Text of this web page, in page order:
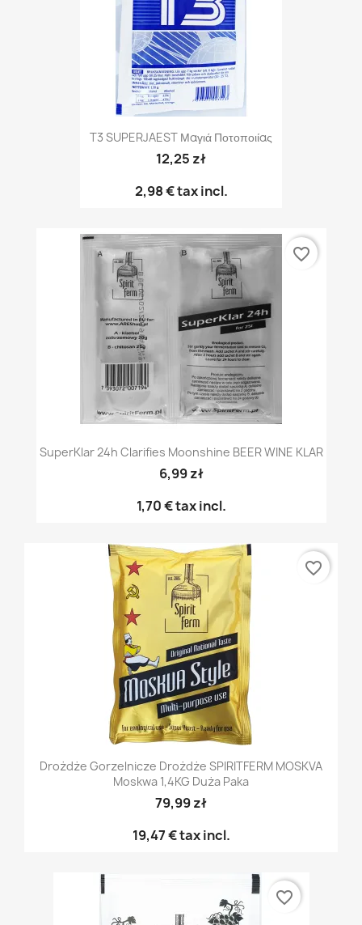
T3 SUPERJAEST Μαγιά Ποτοποιίας
12,25 zł
2,98 €tax incl.
SuperKlar 24h Clarifies Moonshine BEER WINE KLAR
6,99 zł
1,70 €tax incl.
favorite_border
Drożdże Gorzelnicze Drożdże SPIRITFERM MOSKVA
Moskwa 1,4KG Duża Paka
79,99 zł
19,47 €tax incl.
favorite_border
favorite_border